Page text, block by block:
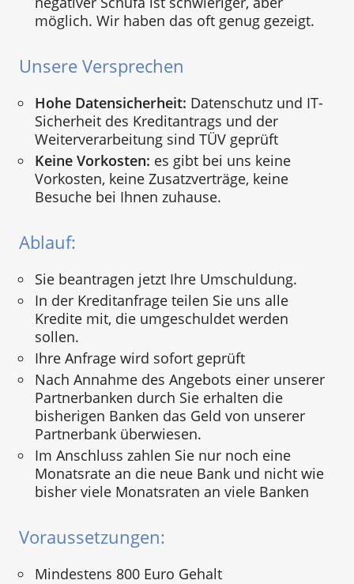
möglich. Wir haben das oft genug gezeigt.
Unsere Versprechen
Hohe Datensicherheit: Datenschutz und IT-
Sicherheit des Kreditantrags und der
Weiterverarbeitung sind TÜV geprüft
Keine Vorkosten: es gibt bei uns keine
Vorkosten, keine Zusatzverträge, keine
Besuche bei Ihnen zuhause.
Ablauf:
Sie beantragen jetzt Ihre Umschuldung.
In der Kreditanfrage teilen Sie uns alle
Kredite mit, die umgeschuldet werden
sollen.
Ihre Anfrage wird sofort geprüft
Nach Annahme des Angebots einer unserer
Partnerbanken durch Sie erhalten die
bisherigen Banken das Geld von unserer
Partnerbank überwiesen.
Im Anschluss zahlen Sie nur noch eine
Monatsrate an die neue Bank und nicht wie
bisher viele Monatsraten an viele Banken
Voraussetzungen:
Mindestens 800 Euro Gehalt